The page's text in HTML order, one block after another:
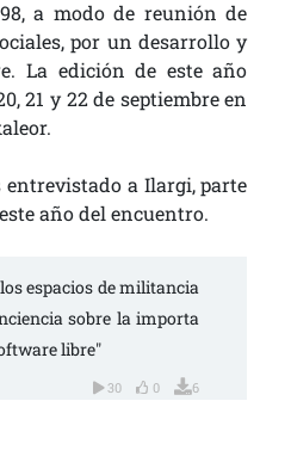
a modo de reunión de
por un desarrollo y
La edición de este año
21 y 22 de septiembre en
entrevistado a Ilargi, parte
año del encuentro.
espacios de militancia
sobre la importa
libre"
30 0 6